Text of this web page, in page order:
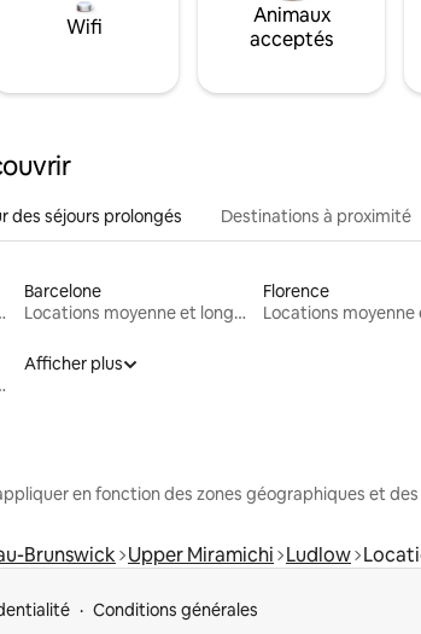
Wifi
Animaux
acceptés
des séjours prolongés Destinations à proximité
durée
Barcelone
Locations moyenne et longue durée
Florence
durée
Afficher plus
en fonction des zones géographiques et
Brunswick Upper Miramichi Ludlow
Conditions générales